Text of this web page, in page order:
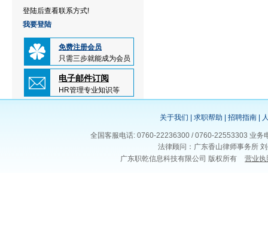
登陆后查看联系方式!
我要登陆
免费注册会员
只需三步就能成为会员
电子邮件订阅
HR管理专业知识等
关于我们 求职帮助 招聘指南
全国客服电话: 0760-22236300 / 0760-22553303 业
法律顾问：广东香山律师事务所
广东职乾信息科技有限公司 版权所有
营业执